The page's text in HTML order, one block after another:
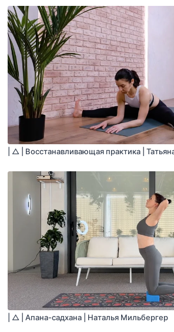
| △ | Восстанавливающая практика |
| △ | Апана-садхана | Наталья Мильбергер